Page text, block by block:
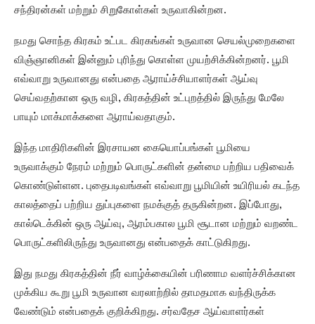
சந்திரன்கள் மற்றும் சிறுகோள்கள் உருவாகின்றன.
நமது சொந்த கிரகம் உட்பட கிரகங்கள் உருவான செயல்முறைகளை
விஞ்ஞானிகள் இன்னும் புரிந்து கொள்ள முயற்சிக்கின்றனர். பூமி
எவ்வாறு உருவானது என்பதை ஆராய்ச்சியாளர்கள் ஆய்வு
செய்வதற்கான ஒரு வழி, கிரகத்தின் உட்புறத்தில் இருந்து மேலே
பாயும் மாக்மாக்களை ஆராய்வதாகும்.
இந்த மாதிரிகளின் இரசாயன கையொப்பங்கள் பூமியை
உருவாக்கும் நேரம் மற்றும் பொருட்களின் தன்மை பற்றிய பதிவைக்
கொண்டுள்ளன. புதைபடிவங்கள் எவ்வாறு பூமியின் உயிரியல் கடந்த
காலத்தைப் பற்றிய துப்புகளை நமக்குத் தருகின்றன. இப்போது,
கால்டெக்கின் ஒரு ஆய்வு, ஆரம்பகால பூமி சூடான மற்றும் வறண்ட
பொருட்களிலிருந்து உருவானது என்பதைக் காட்டுகிறது.
இது நமது கிரகத்தின் நீர் வாழ்க்கையின் பரிணாம வளர்ச்சிக்கான
முக்கிய கூறு பூமி உருவான வரலாற்றில் தாமதமாக வந்திருக்க
வேண்டும் என்பதைக் குறிக்கிறது. சர்வதேச ஆய்வாளர்கள்